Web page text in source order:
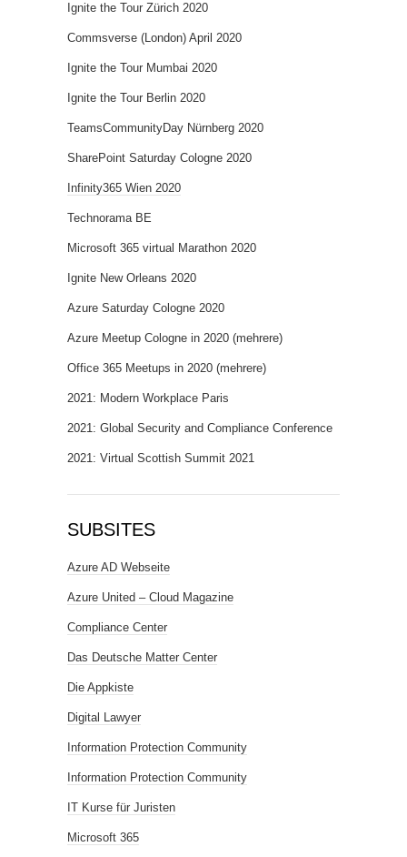
Ignite the Tour Zürich 2020
Commsverse (London) April 2020
Ignite the Tour Mumbai 2020
Ignite the Tour Berlin 2020
TeamsCommunityDay Nürnberg 2020
SharePoint Saturday Cologne 2020
Infinity365 Wien 2020
Technorama BE
Microsoft 365 virtual Marathon 2020
Ignite New Orleans 2020
Azure Saturday Cologne 2020
Azure Meetup Cologne in 2020 (mehrere)
Office 365 Meetups in 2020 (mehrere)
2021: Modern Workplace Paris
2021: Global Security and Compliance Conference
2021: Virtual Scottish Summit 2021
SUBSITES
Azure AD Webseite
Azure United – Cloud Magazine
Compliance Center
Das Deutsche Matter Center
Die Appkiste
Digital Lawyer
Information Protection Community
Information Protection Community
IT Kurse für Juristen
Microsoft 365